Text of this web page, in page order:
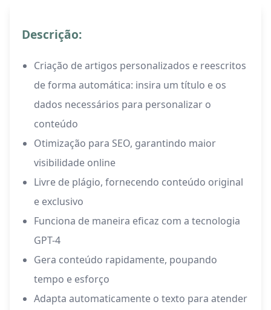
Descrição:
Criação de artigos personalizados e reescritos
de forma automática: insira um título e os
dados necessários para personalizar o
conteúdo
Otimização para SEO, garantindo maior
visibilidade online
Livre de plágio, fornecendo conteúdo original
e exclusivo
Funciona de maneira eficaz com a tecnologia
GPT-4
Gera conteúdo rapidamente, poupando
tempo e esforço
Adapta automaticamente o texto para atender